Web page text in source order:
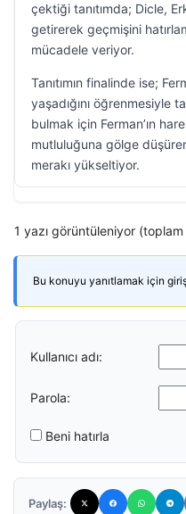
çektiği tanıtımda; Dicle,
getirerek geçmişini
mücadele veriyor.
Tanıtımın finalinde ise;
yaşadığını öğrenmesiyle
bulmak için Ferman’ın
mutluluğuna gölge
merakı yükseltiyor.
1 yazı görüntüleniyor (toplam
Bu konuyu yanıtlamak için giriş
Kullanıcı adı:
Parola:
Beni hatırla
Paylaş: